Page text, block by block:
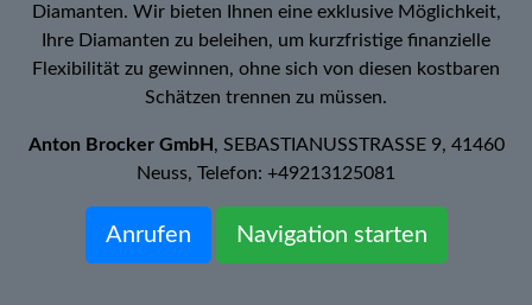
Diamanten. Wir bieten Ihnen eine exklusive Möglichkeit,
Ihre Diamanten zu beleihen, um kurzfristige finanzielle
Flexibilität zu gewinnen, ohne sich von diesen kostbaren
Schätzen trennen zu müssen.
Anton Brocker GmbH , SEBASTIANUSSTRASSE 9, 41460
Neuss, Telefon: +49213125081
Anrufen Navigation starten